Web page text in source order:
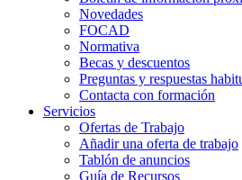
Novedades
FOCAD
Normativa
Becas y descuentos
Preguntas y respuestas
Contacta con formación
Servicios
Ofertas de Trabajo
Añadir una oferta de trabajo
Tablón de anuncios
Guía de Recursos